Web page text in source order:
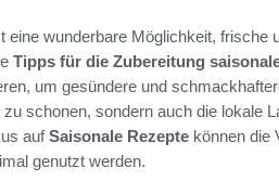
eine wunderbare Möglichkeit, frische
Tipps für die Zubereitung
um gesündere und
schonen, sondern auch die lokale
aufSaisonale Rezepte können die
genutzt werden.